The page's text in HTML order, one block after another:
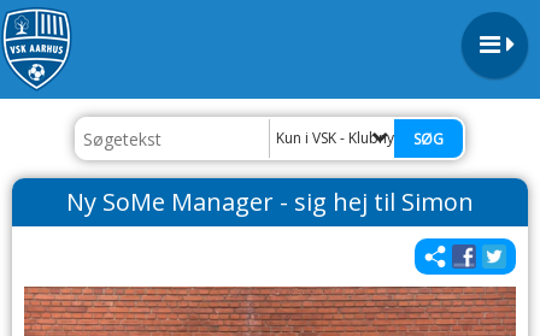
Kun i VSK - Klubnyt
Ny SoMe Manager - sig hej til Simon